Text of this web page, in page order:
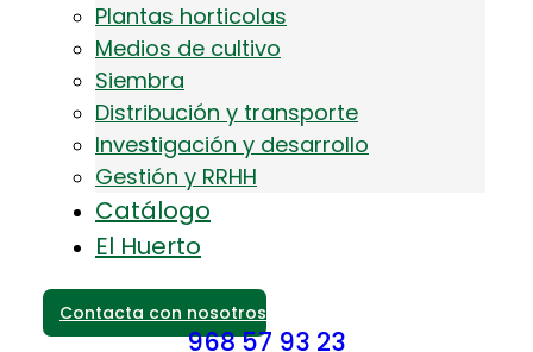
Plantas horticolas
Medios de cultivo
Siembra
Distribución y transporte
Investigación y desarrollo
Gestión y RRHH
Catálogo
El Huerto
Contacta con nosotros
968 57 93 23